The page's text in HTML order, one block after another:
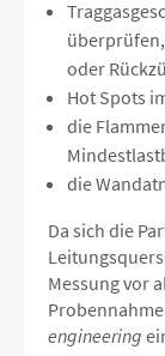
oder
Hot Spots
die
die
Da sich die
Messung vor
engineering